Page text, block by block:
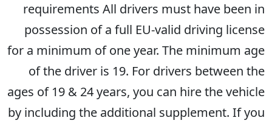
requirements All drivers must have been in
possession of a full EU-valid driving license
for a minimum of one year. The minimum age
of the driver is 19. For drivers between the
ages of 19 & 24 years, you can hire the vehicle
by including the additional supplement. If you